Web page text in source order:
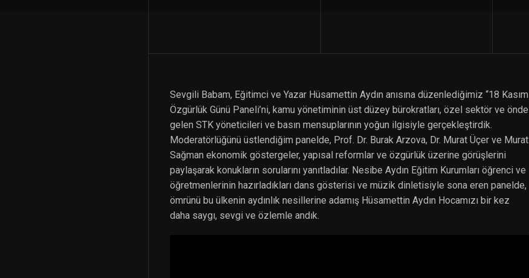
Sevgili Babam, Eğitimci ve Yazar Hüsamettin Aydın anısına düzenlediğimiz “18 Kasım
Özgürlük Günü Paneli’ni, kamu yönetiminin üst düzey bürokratları, özel sektör ve önde
gelen STK yöneticileri ve basın mensuplarının yoğun ilgisiyle gerçekleştirdik.
Moderatörlüğünü üstlendiğim panelde, Prof. Dr. Burak Arzova, Dr. Murat Üçer ve Murat
Sağman ekonomik göstergeler, yapısal reformlar ve özgürlük üzerine görüşlerini
paylaşarak konukların sorularını yanıtladılar. Nesibe Aydın Eğitim Kurumları öğrenci ve
öğretmenlerinin hazırladıkları dans gösterisi ve müzik dinletisiyle sona eren panelde,
ömrünü bu ülkenin aydınlık nesillerine adamış Hüsamettin Aydın Hocamızı bir kez
daha saygı, sevgi ve özlemle andık.